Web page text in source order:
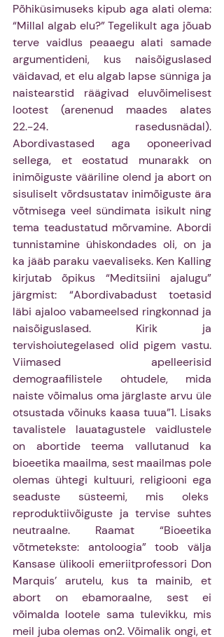
Põhiküsimuseks kipub aga alati olema:
“Millal algab elu?” Tegelikult aga jõuab
terve vaidlus peaaegu alati samade
argumentideni, kus naisõiguslased
väidavad, et elu algab lapse sünniga ja
naistearstid räägivad eluvõimelisest
lootest (arenenud maades alates
22.-24. rasedusnädal).
Abordivastased aga oponeerivad
sellega, et eostatud munarakk on
inimõiguste vääriline olend ja abort on
sisuliselt võrdsustatav inimõiguste ära
võtmisega veel sündimata isikult ning
tema teadustatud mõrvamine. Abordi
tunnistamine ühiskondades oli, on ja
ka jääb paraku vaevaliseks. Ken Kalling
kirjutab õpikus “Meditsiini ajalugu”
järgmist: “Abordivabadust toetasid
läbi ajaloo vabameelsed ringkonnad ja
naisõiguslased. Kirik ja
tervishoiutegelased olid pigem vastu.
Viimased apelleerisid
demograafilistele ohtudele, mida
naiste võimalus oma järglaste arvu üle
otsustada võinuks kaasa tuua”1. Lisaks
tavalistele lauatagustele vaidlustele
on abortide teema vallutanud ka
bioeetika maailma, sest maailmas pole
olemas ühtegi kultuuri, religiooni ega
seaduste süsteemi, mis oleks
reproduktiivõiguste ja tervise suhtes
neutraalne. Raamat “Bioeetika
võtmetekste: antoloogia” toob välja
Kansase ülikooli emeriitprofessori Don
Marquis’ arutelu, kus ta mainib, et
abort on ebamoraalne, sest ei
võimalda lootele sama tulevikku, mis
meil juba olemas on2. Võimalik ongi, et